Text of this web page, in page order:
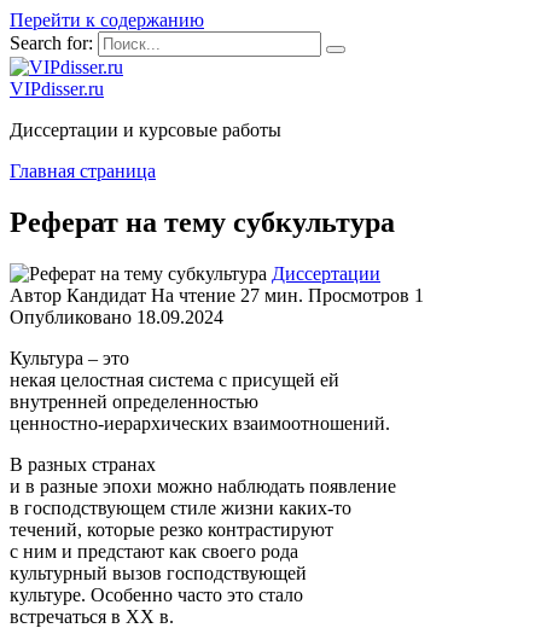
Перейти к содержанию
Search for:
VIPdisser.ru
Диссертации и курсовые работы
Главная страница
Реферат на тему субкультура
Диссертации
Автор Кандидат На чтение 27 мин. Просмотров 1
Опубликовано 18.09.2024
Культура – это
некая целостная система с присущей ей
внутренней определенностью
ценностно-иерархических взаимоотношений.
В разных странах
и в разные эпохи можно наблюдать появление
в господствующем стиле жизни каких-то
течений, которые резко контрастируют
с ним и предстают как своего рода
культурный вызов господствующей
культуре. Особенно часто это стало
встречаться в ХХ в.